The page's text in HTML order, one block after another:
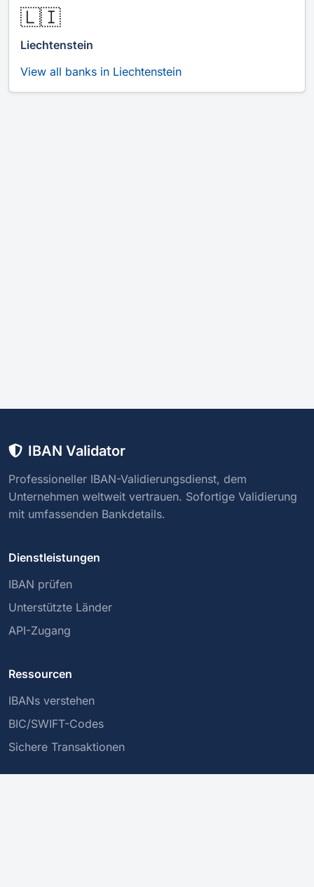
🇱🇮
Liechtenstein
View all banks in Liechtenstein
IBAN Validator
Professioneller IBAN-Validierungsdienst, dem
Unternehmen weltweit vertrauen. Sofortige Validierung
mit umfassenden Bankdetails.
Dienstleistungen
IBAN prüfen
Unterstützte Länder
API-Zugang
Ressourcen
IBANs verstehen
BIC/SWIFT-Codes
Sichere Transaktionen